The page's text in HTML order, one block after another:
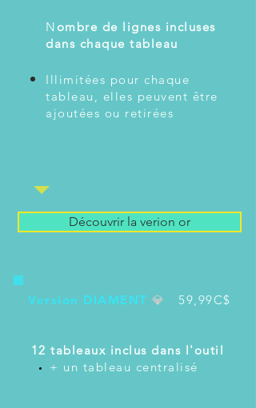
N ombre de lignes incluses
dans chaque tableau
Illimitées pour chaque
tableau, elles peuvent être
ajoutées ou retirées
Découvrir la verion or
Version DIAMENT💎 59,99C$
12 tableaux inclus dans l'outil
+ un tableau centralisé